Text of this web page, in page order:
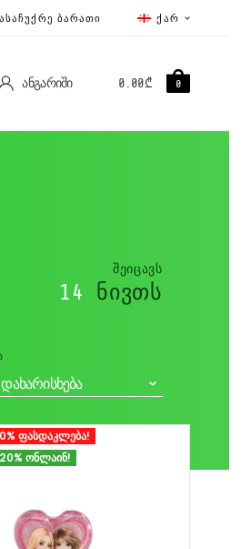
ᲥᲐᲠ
ᲑᲐᲠᲐᲗᲘ
ᲐᲜᲒᲐᲠᲘᲨᲘ 0.00₾ 0
ᲨᲔᲘᲪᲐᲕᲡ
14 ᲜᲘᲕᲗᲡ
ფასდაკლება!
ონლაინ!